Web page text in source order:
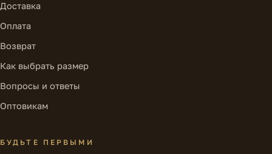
Доставка
Оплата
Возврат
Как выбрать размер
Вопросы и ответы
Оптовикам
БУДЬТЕ ПЕРВЫМИ